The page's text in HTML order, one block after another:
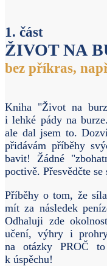
1. část
ŽIVOT NA
bez příkras,
Kniha "Život na
i lehké pády na
ale dal jsem to.
přidávám příběhy
bavit! Žádné
poctivě. Přesvědčte se
Příběhy o tom, že
mít za následek
Odhaluji zde
učení, výhry i
na otázky PROČ
k úspěchu!